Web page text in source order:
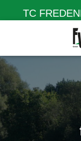
TC
Herzlich